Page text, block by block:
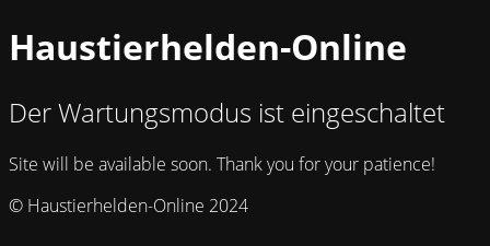
Haustierhelden-Online
Der Wartungsmodus ist eingeschaltet
Site will be available soon. Thank you for your patience!
© Haustierhelden-Online 2024